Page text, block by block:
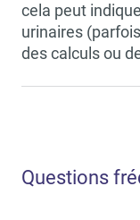
cela peut
urinaires
des calculs ou
Questions